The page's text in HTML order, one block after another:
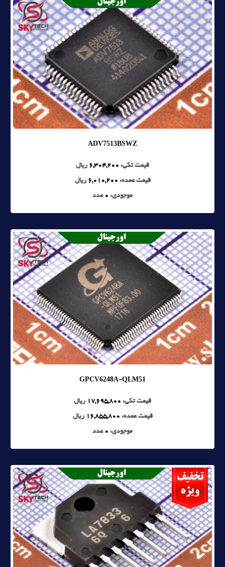
ADV7513BSWZ
قیمت تکی: 6,304,200 ریال
قیمت عمده: 6,010,200 ریال
موجودی: 0 عدد
GPCV6248A-QLM51
قیمت تکی: 17,695,800 ریال
قیمت عمده: 16,855,800 ریال
موجودی: 0 عدد